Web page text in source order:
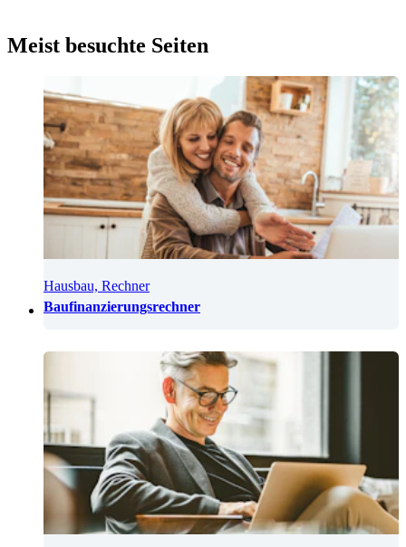
Meist besuchte Seiten
Hausbau, Rechner
Baufinanzierungsrechner